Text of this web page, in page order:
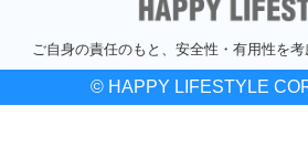
ご自身の責任のもと、安全性・有用性を考
© HAPPY LIFESTYLE